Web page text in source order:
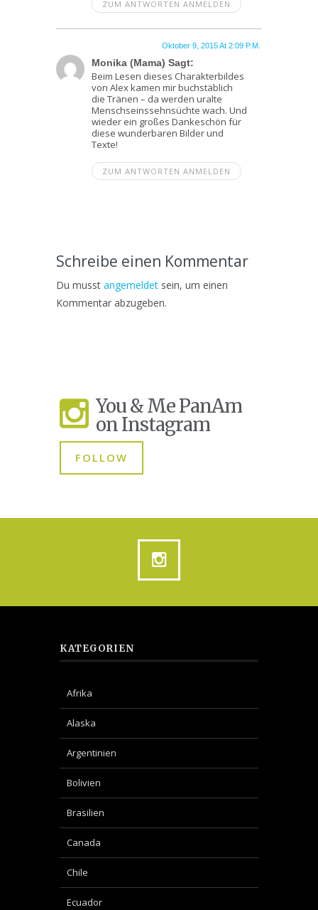
ZUM ANTWORTEN ANMELDEN
Monika (Mama) Sagt:
Oktober 9, 2015 At 2:09 P.m.
Beim Lesen dieses Charakterbildes
von Alex kamen mir buchstäblich
die Tränen – da werden uralte
Menschseinssehnsüchte wach. Und
wieder ein großes Dankeschön für
diese wunderbaren Bilder und
Texte!
ZUM ANTWORTEN ANMELDEN
Schreibe einen Kommentar
Du musst angemeldet sein, um einen
Kommentar abzugeben.
You & Me PanAm
on Instagram
FOLLOW
KATEGORIEN
Afrika
Alaska
Argentinien
Bolivien
Brasilien
Canada
Chile
Ecuador